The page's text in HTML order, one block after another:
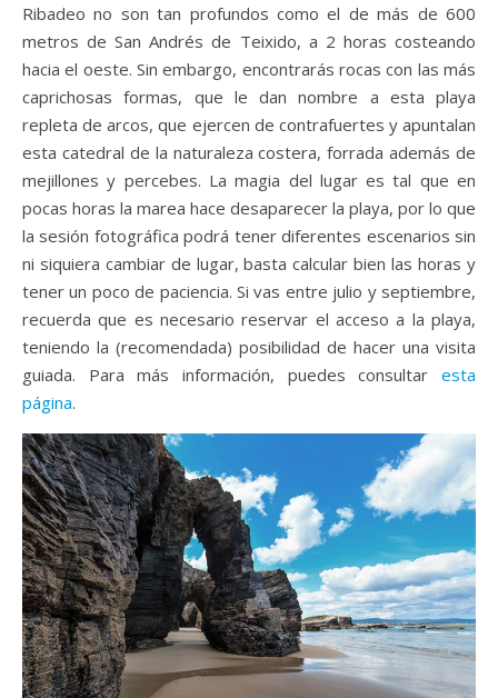
Ribadeo no son tan profundos como el de más de 600
metros de San Andrés de Teixido, a 2 horas costeando
hacia el oeste. Sin embargo, encontrarás rocas con las más
caprichosas formas, que le dan nombre a esta playa
repleta de arcos, que ejercen de contrafuertes y apuntalan
esta catedral de la naturaleza costera, forrada además de
mejillones y percebes. La magia del lugar es tal que en
pocas horas la marea hace desaparecer la playa, por lo que
la sesión fotográfica podrá tener diferentes escenarios sin
ni siquiera cambiar de lugar, basta calcular bien las horas y
tener un poco de paciencia. Si vas entre julio y septiembre,
recuerda que es necesario reservar el acceso a la playa,
teniendo la (recomendada) posibilidad de hacer una visita
guiada. Para más información, puedes consultar esta
página.